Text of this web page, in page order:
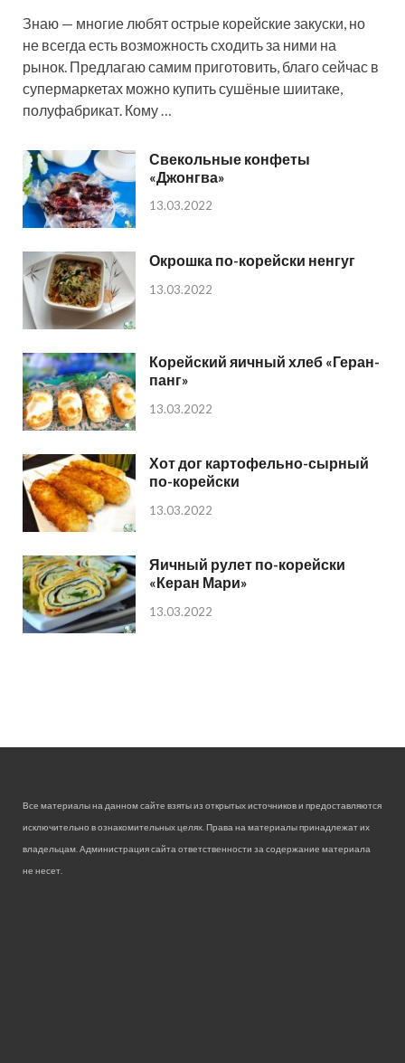
Знаю — многие любят острые корейские закуски, но
не всегда есть возможность сходить за ними на
рынок. Предлагаю самим приготовить, благо сейчас в
супермаркетах можно купить сушёные шиитаке,
полуфабрикат. Кому …
Свекольные конфеты
«Джонгва»
13.03.2022
Окрошка по-корейски ненгуг
13.03.2022
Корейский яичный хлеб «Геран-
панг»
13.03.2022
Хот дог картофельно-сырный
по-корейски
13.03.2022
Яичный рулет по-корейски
«Керан Мари»
13.03.2022
Все материалы на данном сайте взяты из открытых источников и предоставляются
исключительно в ознакомительных целях. Права на материалы принадлежат их
владельцам. Администрация сайта ответственности за содержание материала
не несет.